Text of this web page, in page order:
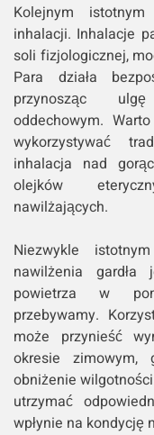
Kolejnym
inhalacji. Inhalacje
soli fizjologicznej,
Para działa
przynosząc
oddechowym.
wykorzystywać
inhalacja nad
olejków
nawilżających.
Niezwykle
nawilżenia gardła
powietrza w
przebywamy.
może przynieść
okresie zimowym,
obniżenie
utrzymać
wpłynie na kondycję